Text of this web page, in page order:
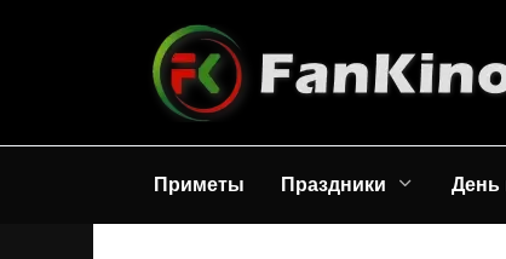
Приметы Праздники День